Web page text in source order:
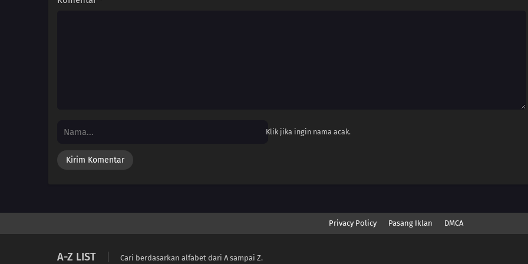
Klik jika ingin nama acak.
Privacy Policy Pasang Iklan DMCA
A-Z LIST Cari berdasarkan alfabet dari A sampai Z.